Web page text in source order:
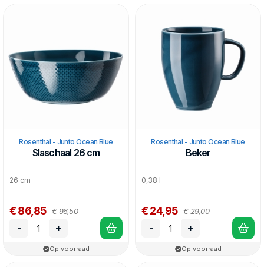
Rosenthal - Junto Ocean Blue
Slaschaal 26 cm
26 cm
€ 86,85 € 96,50
- +
Op voorraad
Rosenthal - Junto Ocean Blue
Beker
0,38 l
€ 24,95 € 29,00
- +
Op voorraad